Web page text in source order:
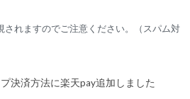
されますのでご注意ください。（スパム対
決済方法に楽天pay追加しました